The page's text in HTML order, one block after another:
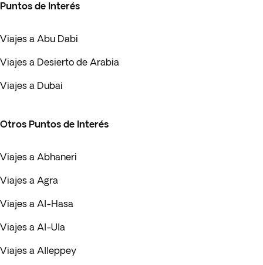
Puntos de Interés
Viajes a Abu Dabi
Viajes a Desierto de Arabia
Viajes a Dubai
Otros Puntos de Interés
Viajes a Abhaneri
Viajes a Agra
Viajes a Al-Hasa
Viajes a Al-Ula
Viajes a Alleppey